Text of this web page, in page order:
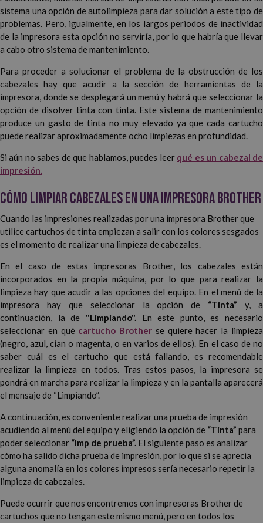
sistema una opción de autolimpieza para dar solución a este tipo de
problemas. Pero, igualmente, en los largos periodos de inactividad
de la impresora esta opción no serviría, por lo que habría que llevar
a cabo otro sistema de mantenimiento.
Para proceder a solucionar el problema de la obstrucción de los
cabezales hay que acudir a la sección de herramientas de la
impresora, donde se desplegará un menú y habrá que seleccionar la
opción de disolver tinta con tinta. Este sistema de mantenimiento
produce un gasto de tinta no muy elevado ya que cada cartucho
puede realizar aproximadamente ocho limpiezas en profundidad.
Si aún no sabes de que hablamos, puedes leer qué es un cabezal de
impresión.
Cómo limpiar cabezales en una impresora Brother
Cuando las impresiones realizadas por una impresora Brother que
utilice cartuchos de tinta empiezan a salir con los colores sesgados
es el momento de realizar una limpieza de cabezales.
En el caso de estas impresoras Brother, los cabezales están
incorporados en la propia máquina, por lo que para realizar la
limpieza hay que acudir a las opciones del equipo. En el menú de la
impresora hay que seleccionar la opción de “Tinta” y, a
continuación, la de "Limpiando". En este punto, es necesario
seleccionar en qué cartucho Brother se quiere hacer la limpieza
(negro, azul, cian o magenta, o en varios de ellos). En el caso de no
saber cuál es el cartucho que está fallando, es recomendable
realizar la limpieza en todos. Tras estos pasos, la impresora se
pondrá en marcha para realizar la limpieza y en la pantalla aparecerá
el mensaje de “Limpiando”.
A continuación, es conveniente realizar una prueba de impresión
acudiendo al menú del equipo y eligiendo la opción de “Tinta” para
poder seleccionar “Imp de prueba”. El siguiente paso es analizar
cómo ha salido dicha prueba de impresión, por lo que si se aprecia
alguna anomalía en los colores impresos sería necesario repetir la
limpieza de cabezales.
Puede ocurrir que nos encontremos con impresoras Brother de
cartuchos que no tengan este mismo menú, pero en todos los